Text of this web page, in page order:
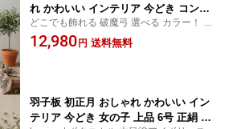
れ かわいい インテリア 今どき コンパ
クト ミニサイズ 上品 選べる 2種類 黒
塗/白塗 破魔弓 6号 寿 国鳥 天然本キジ
どこでも飾れる 破魔弓 選べる カラー！ ナ
チュラル 破魔矢 男 厄除け お正月
12,980 円 送料無料
羽子板 初正月 おしゃれ かわいい イン
テリア 今どき 女の子 上品 6号 正絹 つ